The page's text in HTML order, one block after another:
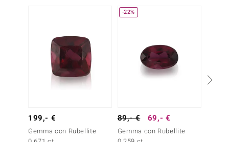
199,- €
Gemma con Rubellite
-22%
89,- € 69,- €
Gemma con Rubellite